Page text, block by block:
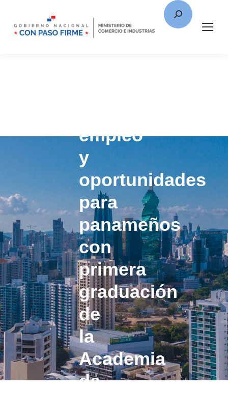
empleo
y
oportunidades
para
panameños
con
primera
graduación
de
la
Academia
de